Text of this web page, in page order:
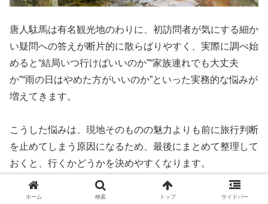
唐人駄馬は有名観光地のわりに、初訪問者が気にする細か
い疑問への答えが断片的に散らばりやすく、実際に調べ始
めると“結局いつ行けばいいのか”“家族連れでも大丈夫
か”“雨の日はやめた方がいいのか”といった実務的な悩みが
増えてきます。
こうした悩みは、現地そのものの魅力よりも前に旅行判断
を止めてしまう原因になるため、最後にまとめて整理して
おくと、行くかどうかを決めやすくなります。
ここでは、季節と時間帯、よくある迷い、タイプ別の向き
ホーム 検索 トップ サイドバー